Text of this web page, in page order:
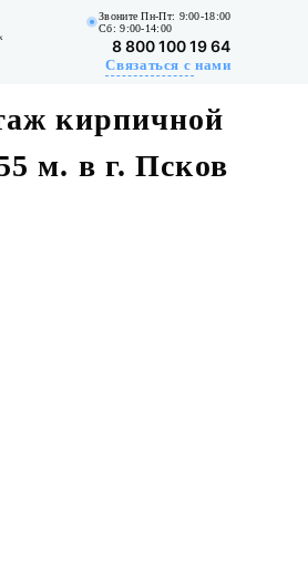
Звоните Пн-Пт: 9:00-18:00
Сб: 9:00-14:00
8 800 100 19 64
Связаться с нами
Кирпичные дымовые трубы
кирпичной
м. в г. Псков